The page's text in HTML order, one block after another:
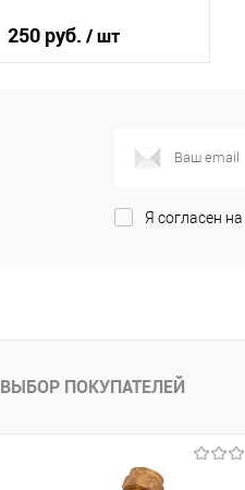
250 руб./ шт
Я согласен на
ВЫБОР ПОКУПАТЕЛЕЙ